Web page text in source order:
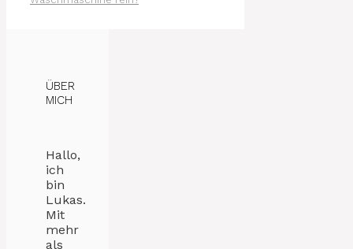
ÜBER
MICH
Hallo,
ich
bin
Lukas.
Mit
mehr
als